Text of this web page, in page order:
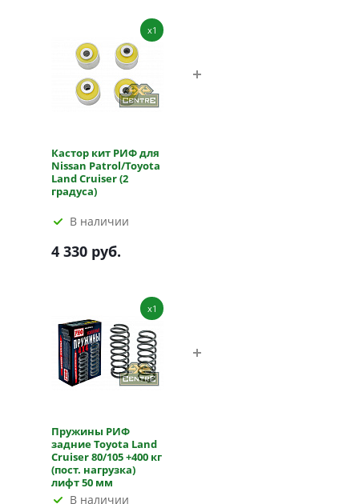
x1
Кастор кит РИФ для
Nissan Patrol/Toyota
Land Cruiser (2
градуса)
В наличии
4 330 руб.
x1
Пружины РИФ
задние Toyota Land
Cruiser 80/105 +400 кг
(пост. нагрузка)
лифт 50 мм
В наличии